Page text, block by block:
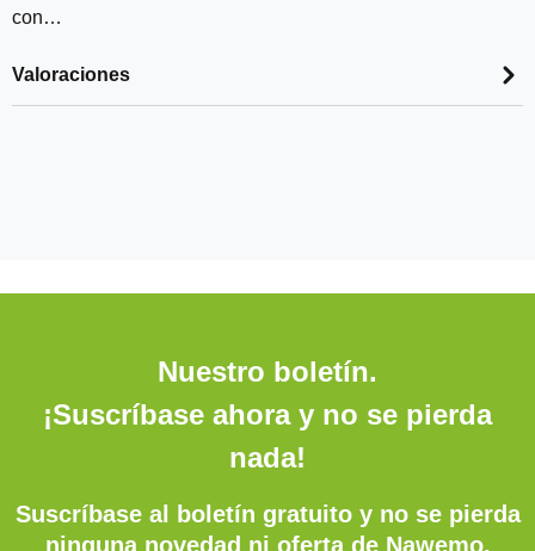
con…
Valoraciones
Nuestro boletín.
¡Suscríbase ahora y no se pierda
nada!
Suscríbase al boletín gratuito y no se pierda
ninguna novedad ni oferta de Nawemo.